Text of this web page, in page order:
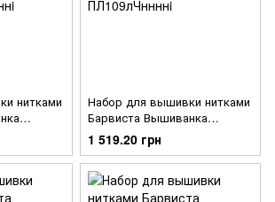
нитками
платья –
роза
Набор для вышивки нитками
Барвиста Вышиванка
заготовки женского платья –
вышиванки Дерево жизни
ПЛ109лЧннннi
1 519.20 грн